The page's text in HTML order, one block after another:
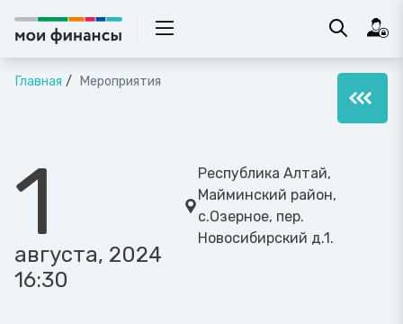
Главная Мероприятия
1
августа, 2024
16:30
Республика Алтай,
Майминский район,
с.Озерное, пер.
Новосибирский д.1.